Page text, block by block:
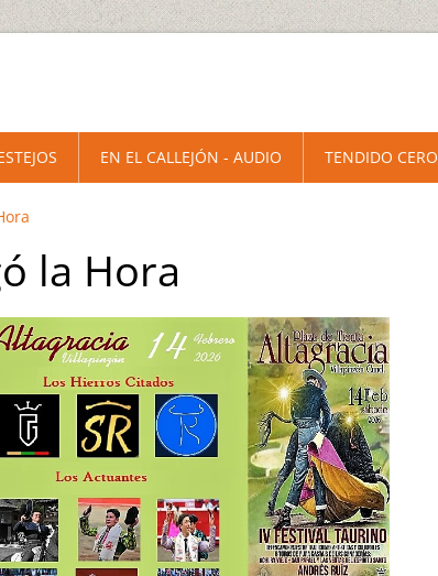
la Hora
EN EL CALLEJÓN - AUDIO TENDIDO CERO